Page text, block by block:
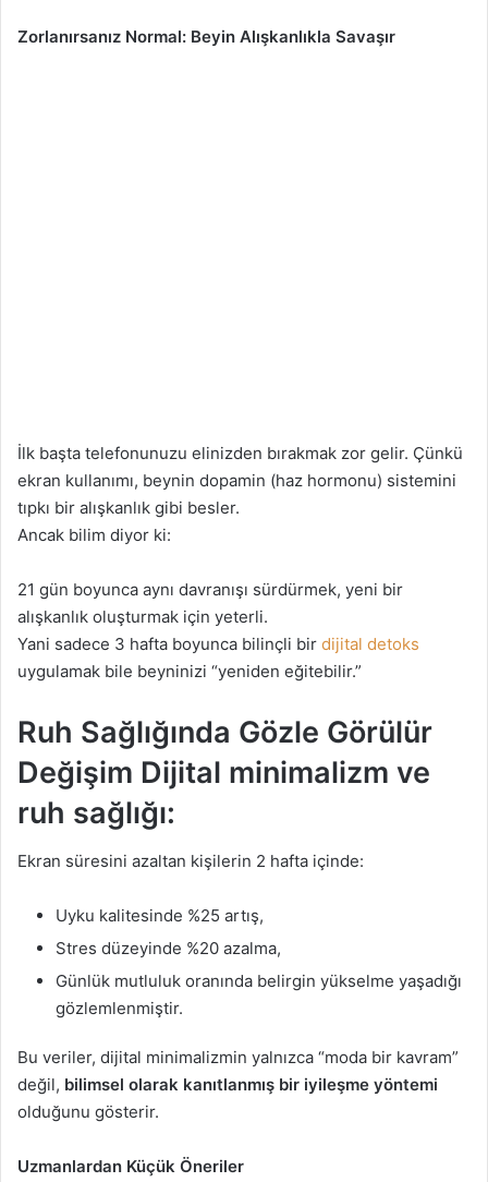
Zorlanırsanız Normal: Beyin Alışkanlıkla Savaşır
İlk başta telefonunuzu elinizden bırakmak zor gelir. Çünkü
ekran kullanımı, beynin dopamin (haz hormonu) sistemini
tıpkı bir alışkanlık gibi besler.
Ancak bilim diyor ki:
21 gün boyunca aynı davranışı sürdürmek, yeni bir
alışkanlık oluşturmak için yeterli.
Yani sadece 3 hafta boyunca bilinçli bir dijital detoks
uygulamak bile beyninizi “yeniden eğitebilir.”
Ruh Sağlığında Gözle Görülür
Değişim Dijital minimalizm ve
ruh sağlığı:
Ekran süresini azaltan kişilerin 2 hafta içinde:
Uyku kalitesinde %25 artış,
Stres düzeyinde %20 azalma,
Günlük mutluluk oranında belirgin yükselme yaşadığı
gözlemlenmiştir.
Bu veriler, dijital minimalizmin yalnızca “moda bir kavram”
değil, bilimsel olarak kanıtlanmış bir iyileşme yöntemi
olduğunu gösterir.
Uzmanlardan Küçük Öneriler